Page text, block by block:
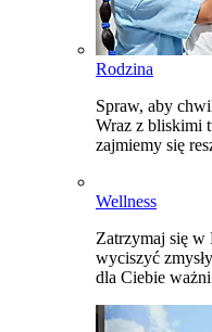
Rodzina
Spraw, aby
Wraz z bliskimi
zajmiemy się
Wellness
Zatrzymaj się w
wyciszyć
dla Ciebie